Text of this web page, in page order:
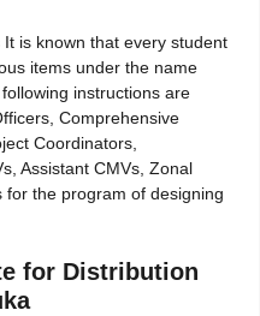
is known that every student
items under the name
instructions are
Comprehensive
Coordinators,
Assistant CMVs, Zonal
for the program of designing
for Distribution